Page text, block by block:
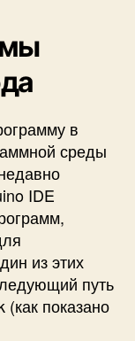
в
среды
IDE
из этих
путь
показано